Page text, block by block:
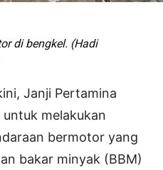
di bengkel. (Hadi
Janji Pertamina
melakukan
bermotor yang
bakar minyak (BBM)